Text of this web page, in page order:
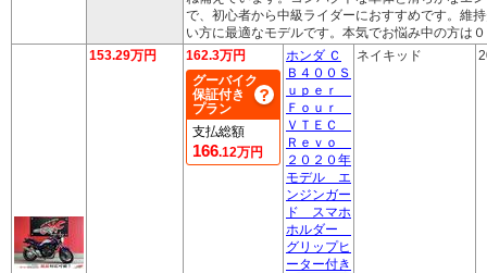
で、初心者から中級ライダーにおすすめです。維
い方に最適なモデルです。本気でお悩み中の方は
153.29万円
162.3万円
グーバイク
保証付き
プラン
支払総額
166.12万円
ホンダ Ｃ
Ｂ４００Ｓ
ｕｐｅｒ
Ｆｏｕｒ
ＶＴＥＣ
Ｒｅｖｏ
２０２０年
モデル エ
ンジンガー
ド スマホ
ホルダー
グリップヒ
ーター付き
ネイキッド